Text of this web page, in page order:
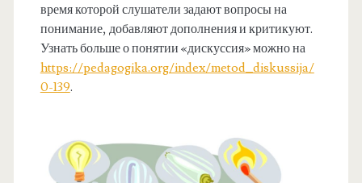
время которой слушатели задают вопросы на
понимание, добавляют дополнения и критикуют.
Узнать больше о понятии «дискуссия» можно на
https://pedagogika.org/index/metod_diskussija/
0-139.